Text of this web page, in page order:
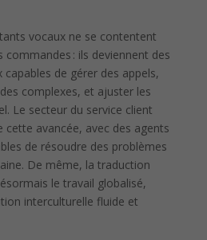
vocaux ne se contentent
commandes : ils deviennent des
de gérer des appels,
complexes, et ajuster les
Le secteur du service client
avancée, avec des agents
de résoudre des problèmes
De même, la traduction
le travail globalisé,
interculturelle fluide et